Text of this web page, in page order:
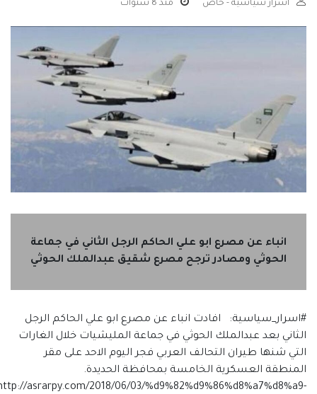
أسرار سياسية - خاص منذ 8 سنوات
انباء عن مصرع ابو علي الحاكم الرجل الثاني في جماعة
الحوثي ومصادر ترجح مصرع شقيق عبدالملك الحوثي
#اسرار_سياسية: افادت انباء عن مصرع ابو علي الحاكم الرجل
الثاني بعد عبدالملك الحوثي في جماعة المليشيات خلال الغارات
التي شنها طيران التحالف العربي فجر اليوم الاحد على مقر
المنطقة العسكرية الخامسة بمحافظة الحديدة.
http://asrarpy.com/2018/06/03/%d9%82%d9%86%d8%a7%d8%a9-